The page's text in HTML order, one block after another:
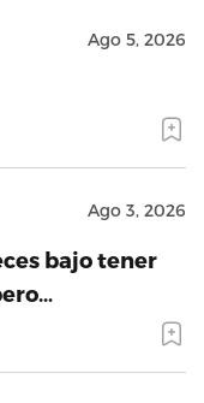
Ago 5, 2026
Ago 3, 2026
bajo tener